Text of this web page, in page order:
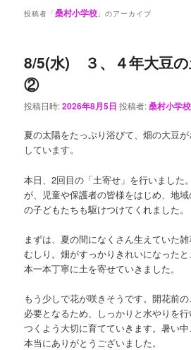
投稿者「桑村小学校 」のアーカイブ
8/5(水) ３、４年大豆の
②
投稿日時:2026年8月5日 投稿者:桑村小学校
夏の太陽をたっぷり浴びて、畑の大豆
しています。
本日、2回目の「土寄せ」を行いました
が、児童や保護者の皆様をはじめ、地
の子どもたちも駆けつけてくれました。
まずは、夏の間になくさん生えていた
むしり。畑がすっかりきれいになった
本一本丁寧に土を寄せていきました。
もう少しで花が咲きそうです。開花前
必要となるため、しっかりと水やりを
つくよう大切に育てていきます。暑い中
本当にありがとうございました。